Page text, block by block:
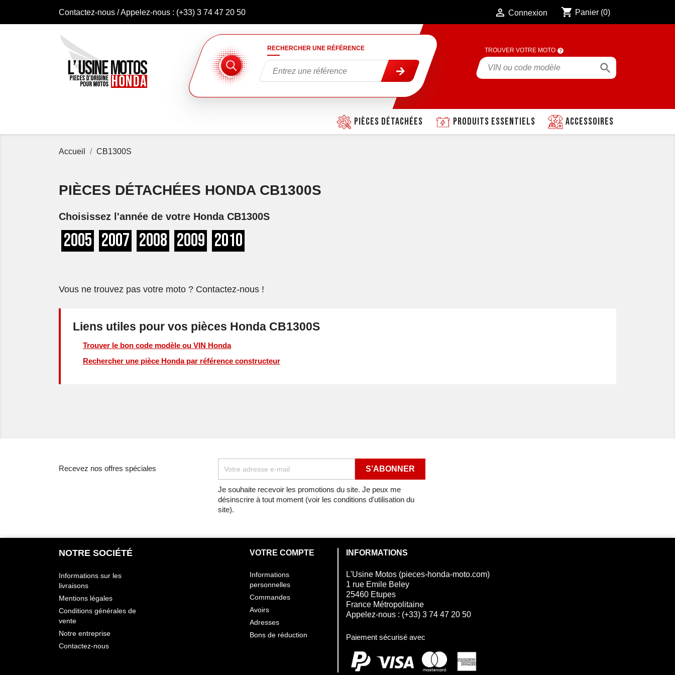
Contactez-nous / Appelez-nous : (+33) 3 74 47 20 50  Connexion shopping_cart Panier (0)
RECHERCHER UNE RÉFÉRENCE TROUVER VOTRE MOTO

Accessoires
Produits essentiels
Pièces détachées
Accueil CB1300S
PIÈCES DÉTACHÉES HONDA CB1300S
Choisissez l'année de votre Honda CB1300S
2005 2007 2008 2009 2010
Vous ne trouvez pas votre moto ? Contactez-nous !
Liens utiles pour vos pièces Honda CB1300S
Trouver le bon code modèle ou VIN Honda
Rechercher une pièce Honda par référence constructeur
Recevez nos offres spéciales
Je souhaite recevoir les promotions du site. Je peux me
désinscrire à tout moment (voir les conditions d'utilisation du
site).
NOTRE SOCIÉTÉ
Informations sur les
livraisons
Mentions légales
Conditions générales de
vente
Notre entreprise
Contactez-nous
VOTRE COMPTE
Informations
personnelles
Commandes
Avoirs
Adresses
Bons de réduction
INFORMATIONS
L'Usine Motos (pieces-honda-moto.com)
1 rue Emile Beley
25460 Etupes
France Métropolitaine
Appelez-nous : (+33) 3 74 47 20 50
Paiement sécurisé avec